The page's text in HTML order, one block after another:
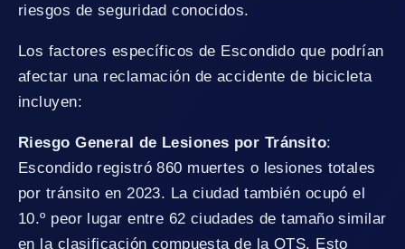
riesgos de seguridad conocidos.
Los factores específicos de Escondido que podrían
afectar una reclamación de accidente de bicicleta
incluyen:
Riesgo General de Lesiones por Tránsito:
Escondido registró 860 muertes o lesiones totales
por tránsito en 2023. La ciudad también ocupó el
10.º peor lugar entre 62 ciudades de tamaño similar
en la clasificación compuesta de la OTS. Esto